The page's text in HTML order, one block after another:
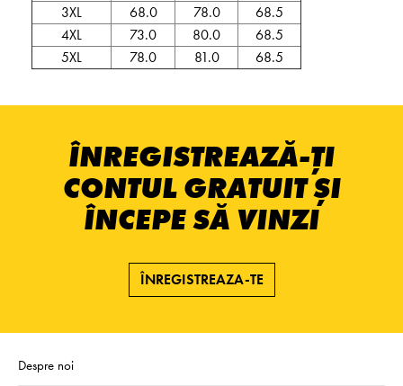
3XL
68.0 78.0
68.5
4XL
73.0 80.0
68.5
5XL
78.0 81.0 68.5
ÎNREGISTREAZĂ-ȚI
CONTUL GRATUIT ȘI
ÎNCEPE SĂ VINZI
ÎNREGISTREAZA-TE
Despre noi